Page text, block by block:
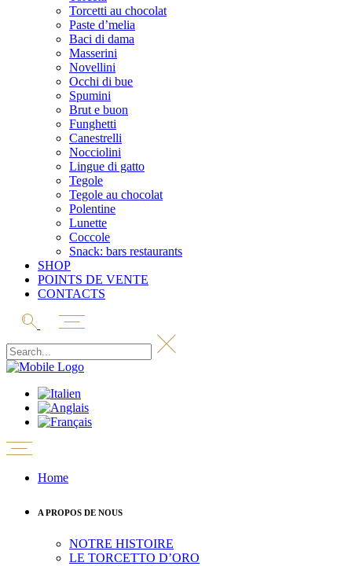
Torcetti au chocolat
Paste d’melia
Baci di dama
Masserini
Novellini
Occhi di bue
Spumini
Brut e buon
Funghetti
Canestrelli
Nocciolini
Lingue di gatto
Tegole
Tegole au chocolat
Polentine
Lunette
Coccole
Snack: bars restaurants
SHOP
POINTS DE VENTE
CONTACTS
Home
A PROPOS DE NOUS
NOTRE HISTOIRE
LE TORCETTO D’ORO